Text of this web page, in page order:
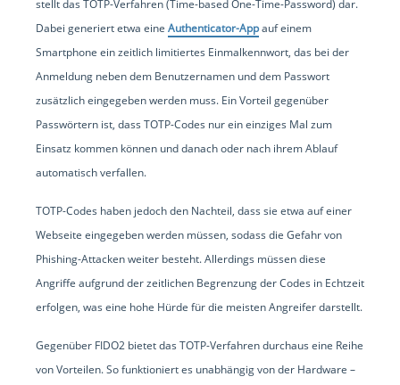
stellt das TOTP-Verfahren (Time-based One-Time-Password) dar.
Dabei generiert etwa eine Authenticator-Appauf einem
Smartphone ein zeitlich limitiertes Einmalkennwort, das bei der
Anmeldung neben dem Benutzernamen und dem Passwort
zusätzlich eingegeben werden muss. Ein Vorteil gegenüber
Passwörtern ist, dass TOTP-Codes nur ein einziges Mal zum
Einsatz kommen können und danach oder nach ihrem Ablauf
automatisch verfallen.
TOTP-Codes haben jedoch den Nachteil, dass sie etwa auf einer
Webseite eingegeben werden müssen, sodass die Gefahr von
Phishing-Attacken weiter besteht. Allerdings müssen diese
Angriffe aufgrund der zeitlichen Begrenzung der Codes in Echtzeit
erfolgen, was eine hohe Hürde für die meisten Angreifer darstellt.
Gegenüber FIDO2 bietet das TOTP-Verfahren durchaus eine Reihe
von Vorteilen. So funktioniert es unabhängig von der Hardware –